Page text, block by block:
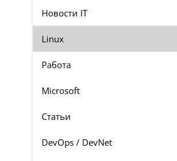
Новости IT
Linux
Работа
Microsoft
Статьи
DevOps / DevNet